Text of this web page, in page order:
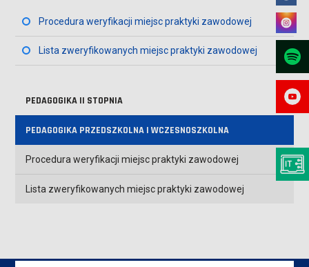
PEDAGOGIKA II STOPNIA
PEDAGOGIKA PRZEDSZKOLNA I WCZESNOSZKOLNA
Procedura weryfikacji miejsc praktyki zawodowej
Lista zweryfikowanych miejsc praktyki zawodowej
Procedura weryfikacji miejsc praktyki zawodowej
Lista zweryfikowanych miejsc praktyki zawodowej